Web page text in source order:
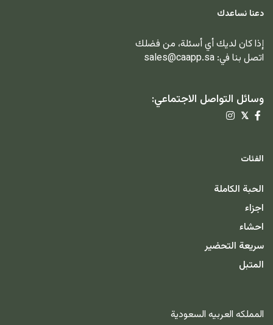
دعنا نساعدك
إذا كان لديك أي أسئلة، من فضلك
اتصل بنا في: sales@caapp.sa
وسائل التواصل الاجتماعي:
𝕏
الفئات
الحبة الكاملة
اجزاء
احشاء
سريعة التحضير
المتبل
المملكه العربيه السعودية